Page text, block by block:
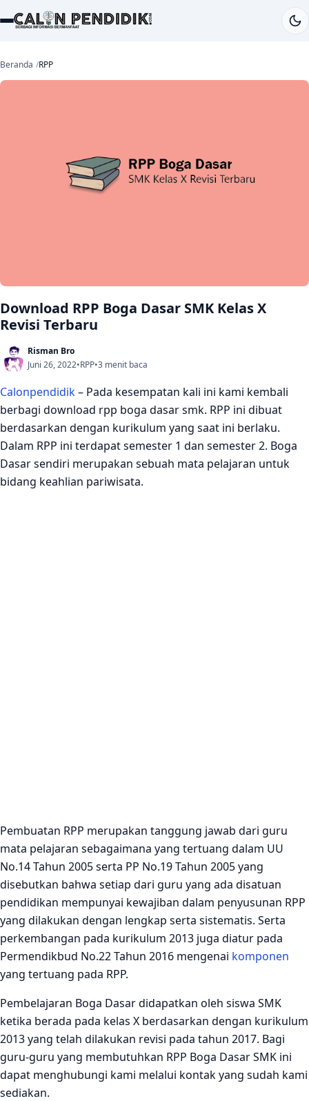
Beranda RPP
Download RPP Boga Dasar SMK Kelas X
Revisi Terbaru
Risman Bro
Juni 26, 2022•RPP•3 menit baca
Calonpendidik– Pada kesempatan kali ini kami kembali
berbagi download rpp boga dasar smk. RPP ini dibuat
berdasarkan dengan kurikulum yang saat ini berlaku.
Dalam RPP ini terdapat semester 1 dan semester 2. Boga
Dasar sendiri merupakan sebuah mata pelajaran untuk
bidang keahlian pariwisata.
Pembuatan RPP merupakan tanggung jawab dari guru
mata pelajaran sebagaimana yang tertuang dalam UU
No.14 Tahun 2005 serta PP No.19 Tahun 2005 yang
disebutkan bahwa setiap dari guru yang ada disatuan
pendidikan mempunyai kewajiban dalam penyusunan RPP
yang dilakukan dengan lengkap serta sistematis. Serta
perkembangan pada kurikulum 2013 juga diatur pada
Permendikbud No.22 Tahun 2016 mengenai komponen
yang tertuang pada RPP.
Pembelajaran Boga Dasar didapatkan oleh siswa SMK
ketika berada pada kelas X berdasarkan dengan kurikulum
2013 yang telah dilakukan revisi pada tahun 2017. Bagi
guru-guru yang membutuhkan RPP Boga Dasar SMK ini
dapat menghubungi kami melalui kontak yang sudah kami
sediakan.